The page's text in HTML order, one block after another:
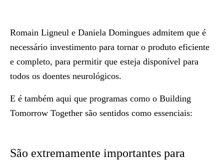
Romain Ligneul e Daniela Domingues admitem que é
necessário investimento para tornar o produto eficiente
e completo, para permitir que esteja disponível para
todos os doentes neurológicos.
E é também aqui que programas como o Building
Tomorrow Together são sentidos como essenciais:
São extremamente importantes para